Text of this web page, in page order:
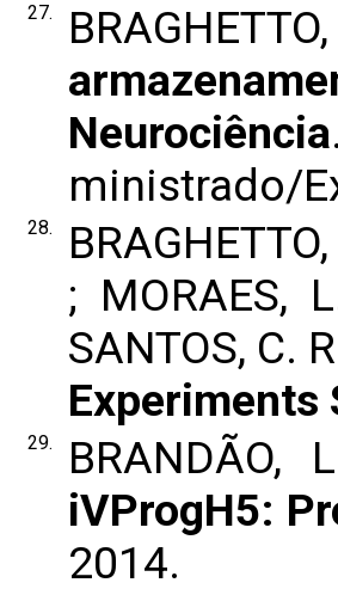
27.
Neurociência
ministrado/
28.
; MORAES,
SANTOS, C.
Experiments
29.
iVProgH5:
2014.